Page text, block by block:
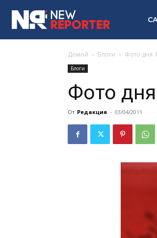
Домой Блоги Фото дня.
Блоги
Фото
От Редакция - 03/04/2011